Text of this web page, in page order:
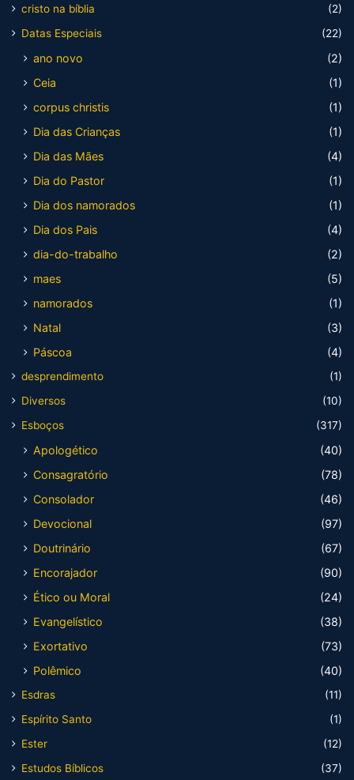
cristo na bíblia
(2)
Datas Especiais
(22)
ano novo
(2)
Ceia
(1)
corpus christis
(1)
Dia das Crianças
(1)
Dia das Mães
(4)
Dia do Pastor
(1)
Dia dos namorados
(1)
Dia dos Pais
(4)
dia-do-trabalho
(2)
maes
(5)
namorados
(1)
Natal
(3)
Páscoa
(4)
desprendimento
(1)
Diversos
(10)
Esboços
(317)
Apologético
(40)
Consagratório
(78)
Consolador
(46)
Devocional
(97)
Doutrinário
(67)
Encorajador
(90)
Ético ou Moral
(24)
Evangelístico
(38)
Exortativo
(73)
Polêmico
(40)
Esdras
(11)
Espírito Santo
(1)
Ester
(12)
Estudos Bíblicos
(37)